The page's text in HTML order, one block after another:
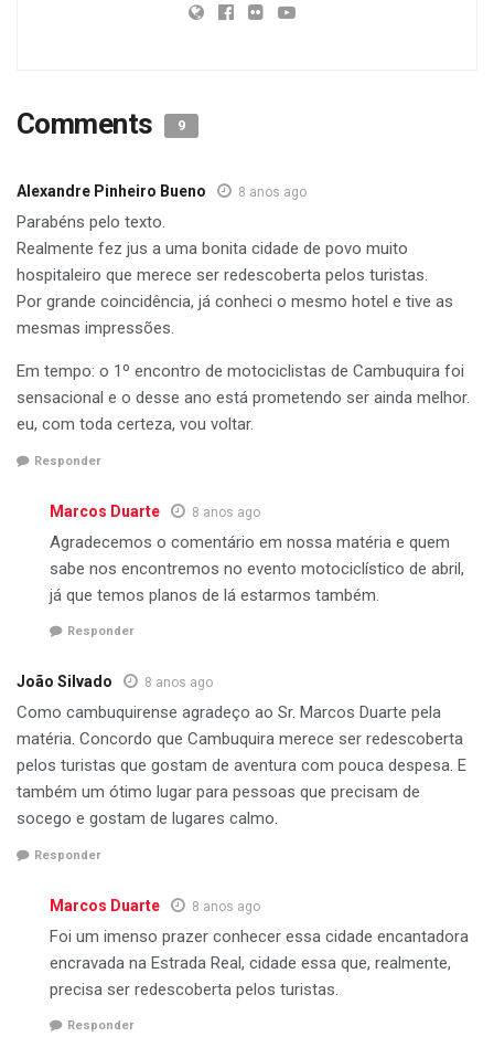
Comments 9
Alexandre Pinheiro Bueno 8 anos ago
Parabéns pelo texto.
Realmente fez jus a uma bonita cidade de povo muito
hospitaleiro que merece ser redescoberta pelos turistas.
Por grande coincidência, já conheci o mesmo hotel e tive as
mesmas impressões.
Em tempo: o 1º encontro de motociclistas de Cambuquira foi
sensacional e o desse ano está prometendo ser ainda melhor.
eu, com toda certeza, vou voltar.
Responder
Marcos Duarte 8 anos ago
Agradecemos o comentário em nossa matéria e quem
sabe nos encontremos no evento motociclístico de abril,
já que temos planos de lá estarmos também.
Responder
João Silvado 8 anos ago
Como cambuquirense agradeço ao Sr. Marcos Duarte pela
matéria. Concordo que Cambuquira merece ser redescoberta
pelos turistas que gostam de aventura com pouca despesa. E
também um ótimo lugar para pessoas que precisam de
socego e gostam de lugares calmo.
Responder
Marcos Duarte 8 anos ago
Foi um imenso prazer conhecer essa cidade encantadora
encravada na Estrada Real, cidade essa que, realmente,
precisa ser redescoberta pelos turistas.
Responder